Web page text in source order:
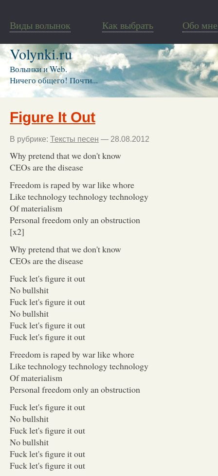
Виды волынок Как выбрать Обо мне
Volynki.ru
Волынки и Web.
Ничего общего! Почти...
Figure It Out
В рубрике: Тексты песен — 28.08.2012
Why pretend that we don't know
CEOs are the disease
Freedom is raped by war like whore
Like technology technology technology
Of materialism
Personal freedom only an obstruction
[x2]
Why pretend that we don't know
CEOs are the disease
Fuck let's figure it out
No bullshit
Fuck let's figure it out
No bullshit
Fuck let's figure it out
Fuck let's figure it out
Freedom is raped by war like whore
Like technology technology technology
Of materialism
Personal freedom only an obstruction
Fuck let's figure it out
No bullshit
Fuck let's figure it out
No bullshit
Fuck let's figure it out
Fuck let's figure it out